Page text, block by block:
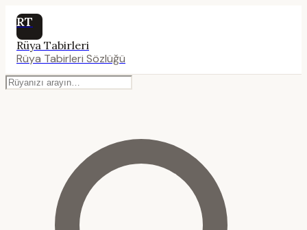
RT
Rüya Tabirleri
Rüya Tabirleri Sözlüğü